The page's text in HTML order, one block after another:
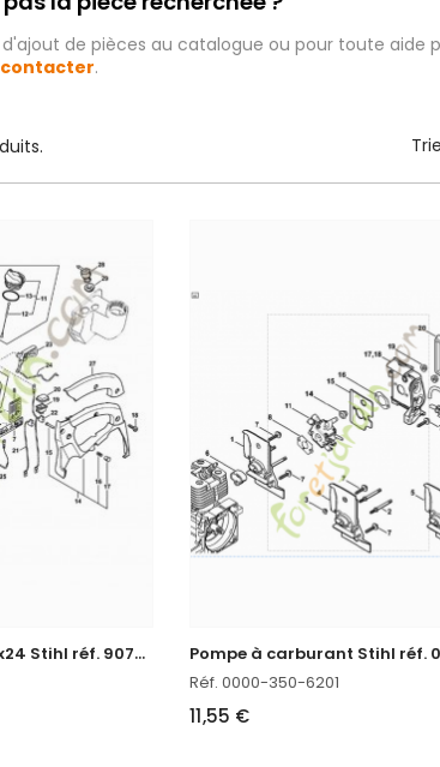
de pièces au catalogue ou pour toute aide
.
V
is cylindrique IS-D5x24 Stihl réf. 9075-478-4159 en stock
Réf. 0000-350-6201
11,55 €